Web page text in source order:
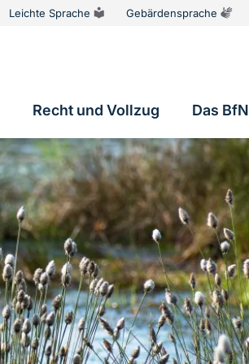
Leichte Sprache Gebärdensprache
Recht und Vollzug Das BfN